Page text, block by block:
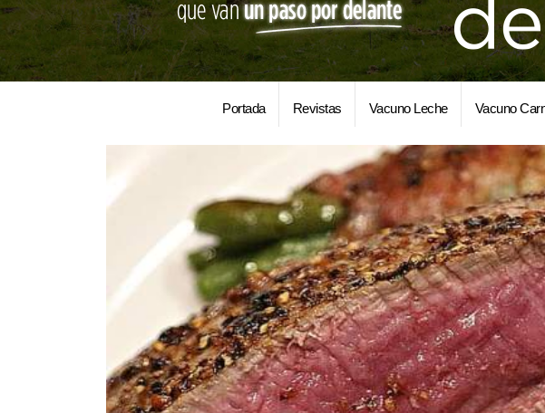
Portada Revistas Vacuno Leche Vacuno